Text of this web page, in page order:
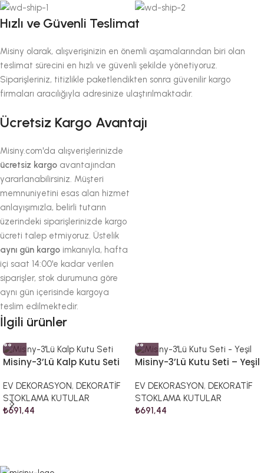
Hızlı ve Güvenli Teslimat
Misiny olarak, alışverişinizin en önemli aşamalarından biri olan
teslimat sürecini en hızlı ve güvenli şekilde yönetiyoruz.
Siparişleriniz, titizlikle paketlendikten sonra güvenilir kargo
firmaları aracılığıyla adresinize ulaştırılmaktadır.
Ücretsiz Kargo Avantajı
Misiny.com'da alışverişlerinizde
ücretsiz kargo avantajından
yararlanabilirsiniz. Müşteri
memnuniyetini esas alan hizmet
anlayışımızla, belirli tutarın
üzerindeki siparişlerinizde kargo
ücreti talep etmiyoruz. Üstelik
aynı gün kargo imkanıyla, hafta
içi saat 14:00'e kadar verilen
siparişler, stok durumuna göre
aynı gün içerisinde kargoya
teslim edilmektedir.
İlgili ürünler
Misiny-3’Lü Kalp Kutu Seti
EV DEKORASYON, DEKORATİF
STOKLAMA KUTULAR
₺691,44
Misiny-3’Lü Kutu Seti – Yeşil
EV DEKORASYON, DEKORATİF
STOKLAMA KUTULAR
₺691,44